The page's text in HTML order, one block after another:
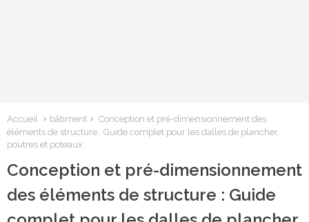
Accueil bâtiment
Conception et pré-dimensionnement des
éléments de structure : Guide complet pour les dalles de plancher,
poutres et poteaux
Conception et pré-dimensionnement
des éléments de structure : Guide